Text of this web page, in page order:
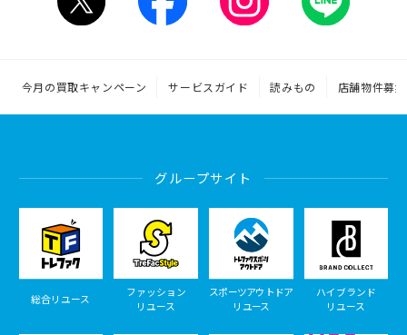
今月の買取キャンペーン サービスガイド 読みもの 店舗物件募集
グループサイト
総合リユース
ファッション
リユース
スポーツアウトドア
リユース
ハイブランド
リユース